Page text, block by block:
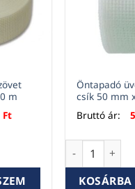
m
Ft
csík – 50 mm x 90 m
Öntapadó
csík 50 mm
Bruttó ár:
Öntapadó
KOSÁRBA